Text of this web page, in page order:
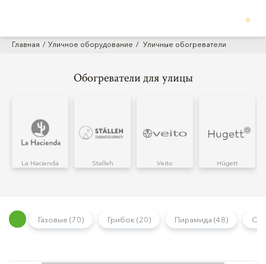
0
Главная Уличное оборудование Уличные обогреватели
Обогреватели для улицы
La Hacienda Stalleh Veito Hügett
Газовые (70) Грибок (20) Пирамида (48)